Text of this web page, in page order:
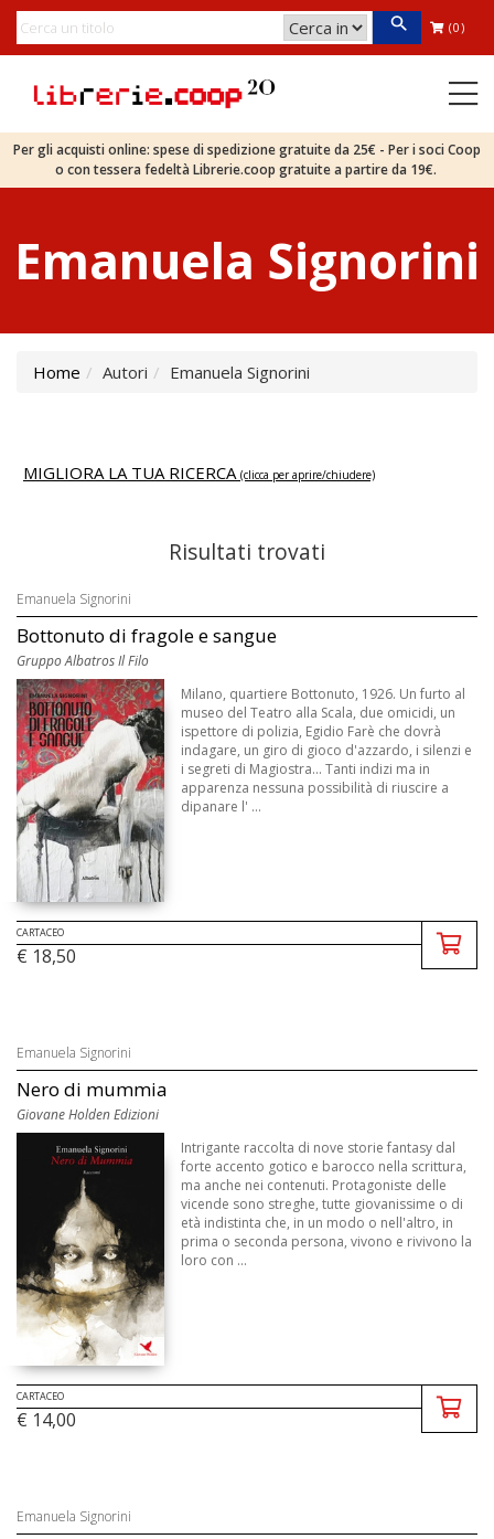
(0)
Per gli acquisti online: spese di spedizione gratuite da 25€ - Per i soci Coop
o con tessera fedeltà Librerie.coop gratuite a partire da 19€.
Emanuela Signorini
Home Autori Emanuela Signorini
MIGLIORA LA TUA RICERCA (clicca per aprire/chiudere)
Risultati trovati
Emanuela Signorini
Bottonuto di fragole e sangue
Gruppo Albatros Il Filo
Milano, quartiere Bottonuto, 1926. Un furto al
museo del Teatro alla Scala, due omicidi, un
ispettore di polizia, Egidio Farè che dovrà
indagare, un giro di gioco d'azzardo, i silenzi e
i segreti di Magiostra... Tanti indizi ma in
apparenza nessuna possibilità di riuscire a
dipanare l' ...
CARTACEO
€ 18,50
Emanuela Signorini
Nero di mummia
Giovane Holden Edizioni
Intrigante raccolta di nove storie fantasy dal
forte accento gotico e barocco nella scrittura,
ma anche nei contenuti. Protagoniste delle
vicende sono streghe, tutte giovanissime o di
età indistinta che, in un modo o nell'altro, in
prima o seconda persona, vivono e rivivono la
loro con ...
CARTACEO
€ 14,00
Emanuela Signorini